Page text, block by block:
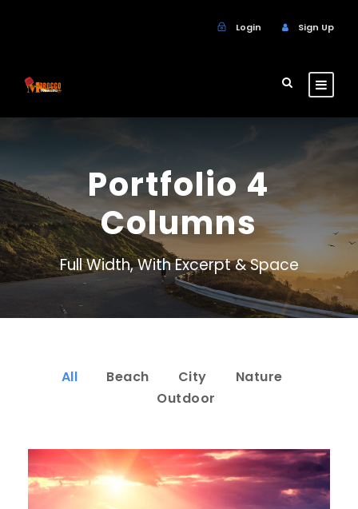
Login Sign Up
Portfolio 4
Columns
Full Width, With Excerpt & Space
All Beach City
Nature
Outdoor